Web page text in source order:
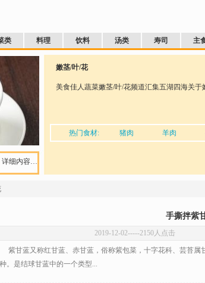
类 料理 饮料 汤类 寿司 主
详细内容…
嫩茎/叶/花
美食佳人蔬菜嫩茎/叶/花频道汇集五湖四海关于
热门食材: 猪肉 羊肉
手撕拌紫
2019-12-02-----2150人点击
紫甘蓝又称红甘蓝、赤甘蓝，俗称紫包菜，十字花科、芸苔属
种。是结球甘蓝中的一个类型...